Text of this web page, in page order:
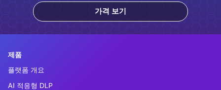
가격 보기
제품
플랫폼 개요
AI 적응형 DLP